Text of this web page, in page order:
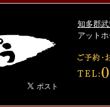
知多郡
アット